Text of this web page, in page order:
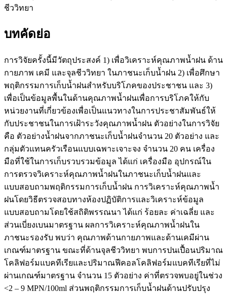
ชีววิทยา
บทคัดย่อ
การวิจัยครั้งนี้มีวัตถุประสงค์ 1) เพื่อวิเคราะห์คุณภาพน้ำฝน ด้าน
กายภาพ เคมี และจุลชีววิทยา ในภาชนะเก็บน้ำฝน 2) เพื่อศึกษา
พฤติกรรมการเก็บน้ำฝนสำหรับบริโภคของประชาชน และ 3)
เพื่อเป็นข้อมูลพื้นในด้านคุณภาพน้ำฝนเพื่อการบริโภคให้กับ
หน่วยงานที่เกี่ยวข้องเพื่อเป็นแนวทางในการประชาสัมพันธ์ให้
กับประชาชนในการเฝ้าระวังคุณภาพน้ำฝน ตัวอย่างในการวิจัย
คือ ตัวอย่างน้ำฝนจากภาชนะเก็บน้ำฝนจำนวน 20 ตัวอย่าง และ
กลุ่มตัวแทนครัวเรือนแบบเฉพาะเจาะจง จำนวน 20 คน เครื่อง
มือที่ใช้ในการเก็บรวบรวมข้อมูล ได้แก่ เครื่องมือ อุปกรณ์ใน
การตรวจวิเคราะห์คุณภาพน้ำฝนในภาชนะเก็บน้ำฝนและ
แบบสอบถามพฤติกรรมการเก็บน้ำฝน การวิเคราะห์คุณภาพน้ำ
ฝนโดยวิธีตรวจสอบทางห้องปฏิบัติการและวิเคราะห์ข้อมูล
แบบสอบถามโดยใช้สถิติพรรณนา ได้แก่ ร้อยละ ค่าเฉลี่ย และ
ส่วนเบี่ยงเบนมาตรฐาน ผลการวิเคราะห์คุณภาพน้ำฝนใน
ภาชนะรองรับ พบว่า คุณภาพด้านกายภาพและด้านเคมีผ่าน
เกณฑ์มาตรฐาน ขณะที่ด้านจุลชีววิทยา พบการปนเปื้อนปริมาณ
โคลิฟอร์มแบคทีเรียและปริมาณฟีคอลโคลิฟอร์มแบคทีเรียที่ไม่
ผ่านเกณฑ์มาตรฐาน จำนวน 15 ตัวอย่าง ค่าที่ตรวจพบอยู่ในช่วง
<2 – 9 MPN/100ml ส่วนพฤติกรรมการเก็บน้ำฝนด้านปรับปรุง